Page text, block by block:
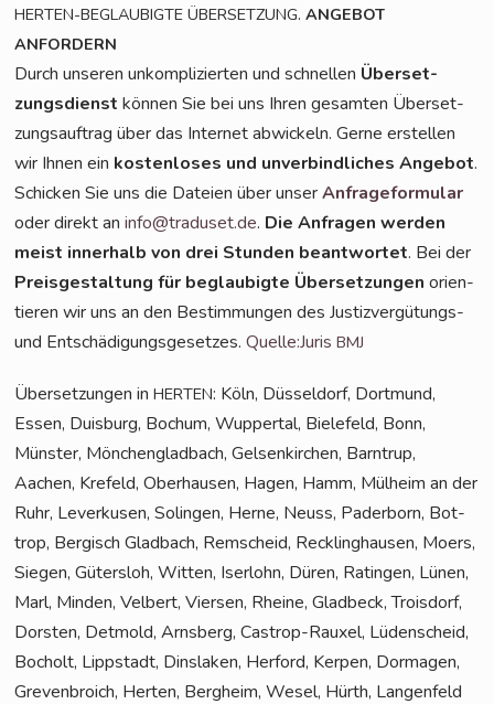
HERTEN-BEGLAUBIGTE ÜBERSETZUNG.ANGEBOT
ANFORDERN
Durch unse­ren unkom­pli­zier­ten und schnel­len Über­set­
zungs­dienst kön­nen Sie bei uns Ihren gesam­ten Über­set­
zungs­auf­trag über das Inter­net abwi­ckeln. Ger­ne erstel­len
wir Ihnen ein kos­ten­lo­ses und unver­bind­li­ches Ange­bot.
Schi­cken Sie uns die Datei­en über unserAnfra­ge­for­mu­lar
oder direkt aninfo@traduset.de. Die Anfra­gen wer­den
meist inner­halb von drei Stun­den beant­wor­tet. Bei der
Preis­ge­stal­tung für beglau­big­te Über­set­zun­gen ori­en­
tie­ren wir uns an den Bestim­mun­gen des Jus­tiz­ver­gü­tungs-
und Ent­schä­di­gungs­ge­set­zes.Quelle:JurisBMJ
Über­set­zun­gen inHERTEN: Köln, Düs­sel­dorf, Dort­mund,
Essen, Duis­burg, Bochum, Wup­per­tal, Bie­le­feld, Bonn,
Müns­ter, Mön­chen­glad­bach, Gel­sen­kir­chen, Barn­trup,
Aachen, Kre­feld, Ober­hau­sen, Hagen, Hamm, Mül­heim an der
Ruhr, Lever­ku­sen, Solin­gen, Her­ne, Neuss, Pader­born, Bot­
trop, Ber­gisch Glad­bach, Rem­scheid, Reck­ling­hau­sen, Moers,
Sie­gen, Güters­loh, Wit­ten, Iser­lohn, Düren, Ratin­gen, Lünen,
Marl, Min­den, Vel­bert, Vier­sen, Rhei­ne, Glad­beck, Trois­dorf,
Dors­ten, Det­mold, Arns­berg, Cas­trop-Rau­xel, Lüden­scheid,
Bocholt, Lipp­stadt, Dins­la­ken, Her­ford, Ker­pen, Dor­ma­gen,
Gre­ven­broich, Her­ten, Berg­heim, Wesel, Hürth, Lan­gen­feld